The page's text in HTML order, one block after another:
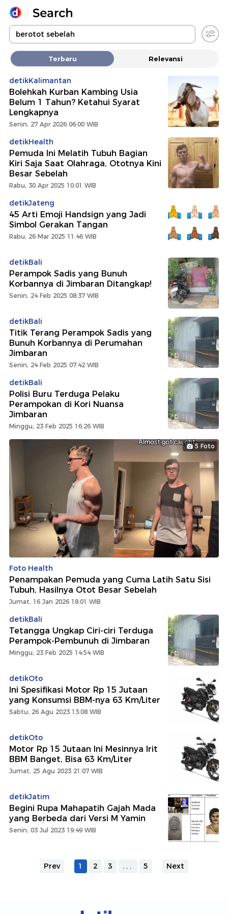
Yang sedang ramai dicari
Loading...
Promoted
Terakhir yang dicari
Terbaru Relevansi
detikKalimantan
Bolehkah Kurban Kambing Usia
Belum 1 Tahun? Ketahui Syarat
Lengkapnya
Senin, 27 Apr 2026 06:00 WIB
detikHealth
Pemuda Ini Melatih Tubuh Bagian
Kiri Saja Saat Olahraga, Ototnya Kini
Besar Sebelah
Rabu, 30 Apr 2025 10:01 WIB
detikJateng
45 Arti Emoji Handsign yang Jadi
Simbol Gerakan Tangan
Rabu, 26 Mar 2025 11:46 WIB
detikBali
Perampok Sadis yang Bunuh
Korbannya di Jimbaran Ditangkap!
Senin, 24 Feb 2025 08:37 WIB
detikBali
Titik Terang Perampok Sadis yang
Bunuh Korbannya di Perumahan
Jimbaran
Senin, 24 Feb 2025 07:42 WIB
detikBali
Polisi Buru Terduga Pelaku
Perampokan di Kori Nuansa
Jimbaran
Minggu, 23 Feb 2025 16:26 WIB
5 Foto
Foto Health
Penampakan Pemuda yang Cuma Latih Satu Sisi
Tubuh, Hasilnya Otot Besar Sebelah
Jumat, 16 Jan 2026 18:01 WIB
detikBali
Tetangga Ungkap Ciri-ciri Terduga
Perampok-Pembunuh di Jimbaran
Minggu, 23 Feb 2025 14:54 WIB
detikOto
Ini Spesifikasi Motor Rp 15 Jutaan
yang Konsumsi BBM-nya 63 Km/Liter
Sabtu, 26 Agu 2023 13:08 WIB
detikOto
Motor Rp 15 Jutaan Ini Mesinnya Irit
BBM Banget, Bisa 63 Km/Liter
Jumat, 25 Agu 2023 21:07 WIB
detikJatim
Begini Rupa Mahapatih Gajah Mada
yang Berbeda dari Versi M Yamin
Senin, 03 Jul 2023 19:49 WIB
Prev 1 2 3 ... 5 Next